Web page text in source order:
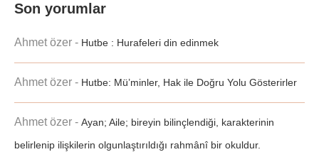
Son yorumlar
Ahmet özer - Hutbe : Hurafeleri din edinmek
Ahmet özer - Hutbe: Mü’minler, Hak ile Doğru Yolu Gösterirler
Ahmet özer - Ayan; Aile; bireyin bilinçlendiği, karakterinin
belirlenip ilişkilerin olgunlaştırıldığı rahmânî bir okuldur.